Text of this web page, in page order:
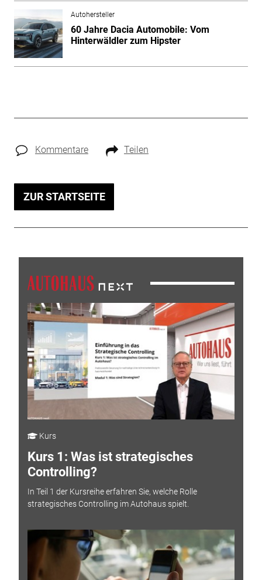
Autohersteller
60 Jahre Dacia Automobile: Vom
Hinterwäldler zum Hipster
Kommentare Teilen
ZUR STARTSEITE
Kurs
Kurs 1: Was ist strategisches
Controlling?
In Teil 1 der Kursreihe erfahren Sie, welche Rolle
strategisches Controlling im Autohaus spielt.